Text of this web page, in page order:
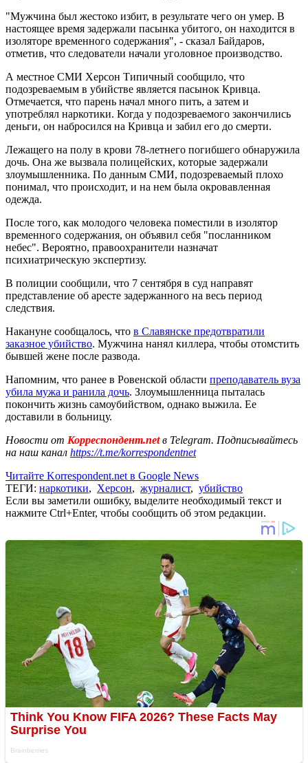
"Мужчина был жестоко избит, в результате чего он умер. В
настоящее время задержали пасынка убитого, он находится в
изоляторе временного содержания", - сказал Байдаров,
отметив, что следователи начали уголовное производство.
А местное СМИ Херсон Типичный сообщило, что
подозреваемым в убийстве является пасынок Кривца.
Отмечается, что парень начал много пить, а затем и
употреблял наркотики. Когда у подозреваемого закончились
деньги, он набросился на Кривца и забил его до смерти.
Лежащего на полу в крови 78-летнего погибшего обнаружила
дочь. Она же вызвала полицейских, которые задержали
злоумышленника. По данным СМИ, подозреваемый плохо
понимал, что происходит, и на нем была окровавленная
одежда.
После того, как молодого человека поместили в изолятор
временного содержания, он объявил себя "посланником
небес". Вероятно, правоохранители назначат
психиатрическую экспертизу.
В полиции сообщили, что 7 сентября в суд направят
представление об аресте задержанного на весь период
следствия.
Накануне сообщалось, что в Славянске предотвратили
заказное убийство. Мужчина нанял киллера, чтобы отомстить
бывшей жене после развода.
Напомним, что ранее в Ровенской области преподаватель вуза
убила мужа и ранила дочь. Злоумышленница пыталась
покончить жизнь самоубийством, однако выжила. Ее
доставили в больницу.
Новости от Корреспондент.netв Telegram. Подписывайтесь
на наш канал https://t.me/korrespondentnet
Читайте Korrespondent.net в Google News
ТЕГИ: наркотики, Херсон, журналист, убийство
Если вы заметили ошибку, выделите необходимый текст и
нажмите Ctrl+Enter, чтобы сообщить об этом редакции.